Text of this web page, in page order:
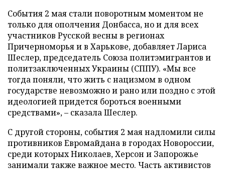
События 2 мая стали поворотным моментом не
только для ополчения Донбасса, но и для всех
участников Русской весны в регионах
Причерноморья и в Харькове, добавляет Лариса
Шеслер, председатель Союза политэмигрантов и
политзаключенных Украины (СППУ). «Мы все
тогда поняли, что жить с нацизмом в одном
государстве невозможно и рано или поздно с этой
идеологией придется бороться военными
средствами», – сказала Шеслер.
С другой стороны, события 2 мая надломили силы
противников Евромайдана в городах Новороссии,
среди которых Николаев, Херсон и Запорожье
занимали также важное место. Часть активистов